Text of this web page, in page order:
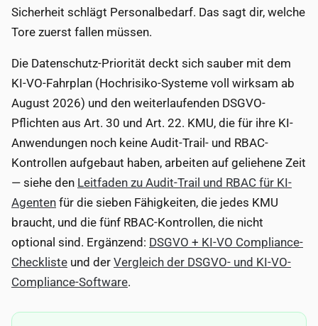
Sicherheit schlägt Personalbedarf. Das sagt dir, welche
Tore zuerst fallen müssen.
Die Datenschutz-Priorität deckt sich sauber mit dem
KI-VO-Fahrplan (Hochrisiko-Systeme voll wirksam ab
August 2026) und den weiterlaufenden DSGVO-
Pflichten aus Art. 30 und Art. 22. KMU, die für ihre KI-
Anwendungen noch keine Audit-Trail- und RBAC-
Kontrollen aufgebaut haben, arbeiten auf geliehene Zeit
— siehe den Leitfaden zu Audit-Trail und RBAC für KI-
Agenten für die sieben Fähigkeiten, die jedes KMU
braucht, und die fünf RBAC-Kontrollen, die nicht
optional sind. Ergänzend: DSGVO + KI-VO Compliance-
Checkliste und der Vergleich der DSGVO- und KI-VO-
Compliance-Software.